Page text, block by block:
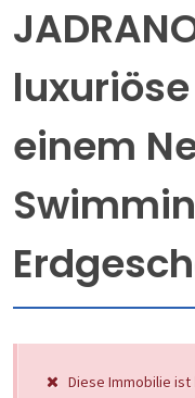
einem
Diese Immobilie ist